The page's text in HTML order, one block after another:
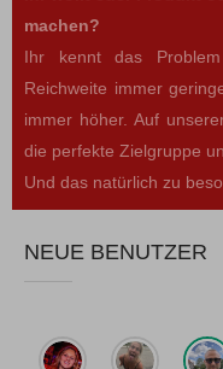
machen?
Ihr kennt das
Reichweite immer
immer höher. Auf
die perfekte Zielgruppe
Und das natürlich zu
NEUE BENUTZER